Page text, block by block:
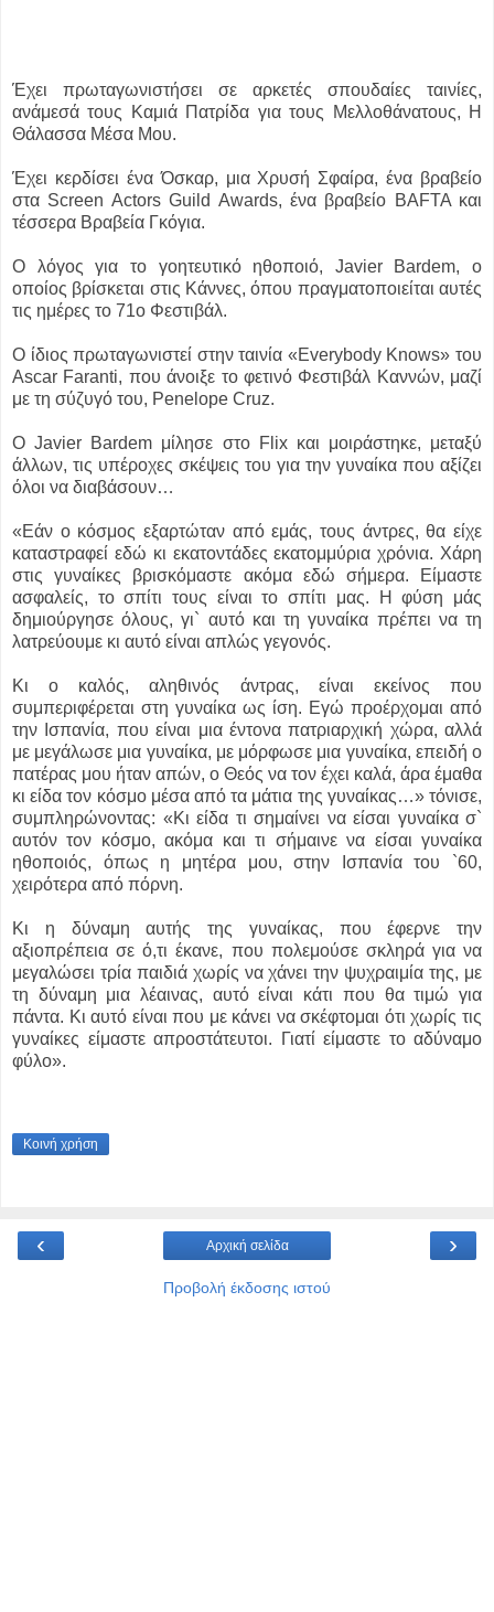
Έχει πρωταγωνιστήσει σε αρκετές σπουδαίες ταινίες,
ανάμεσά τους Καμιά Πατρίδα για τους Μελλοθάνατους, Η
Θάλασσα Μέσα Μου.
Έχει κερδίσει ένα Όσκαρ, μια Χρυσή Σφαίρα, ένα βραβείο
στα Screen Actors Guild Awards, ένα βραβείο BAFTA και
τέσσερα Βραβεία Γκόγια.
Ο λόγος για το γοητευτικό ηθοποιό, Javier Bardem, ο
οποίος βρίσκεται στις Κάννες, όπου πραγματοποιείται αυτές
τις ημέρες το 71ο Φεστιβάλ.
Ο ίδιος πρωταγωνιστεί στην ταινία «Everybody Knows» του
Ascar Faranti, που άνοιξε το φετινό Φεστιβάλ Καννών, μαζί
με τη σύζυγό του, Penelope Cruz.
Ο Javier Bardem μίλησε στο Flix και μοιράστηκε, μεταξύ
άλλων, τις υπέροχες σκέψεις του για την γυναίκα που αξίζει
όλοι να διαβάσουν…
«Εάν ο κόσμος εξαρτώταν από εμάς, τους άντρες, θα είχε
καταστραφεί εδώ κι εκατοντάδες εκατομμύρια χρόνια. Χάρη
στις γυναίκες βρισκόμαστε ακόμα εδώ σήμερα. Είμαστε
ασφαλείς, το σπίτι τους είναι το σπίτι μας. Η φύση μάς
δημιούργησε όλους, γι` αυτό και τη γυναίκα πρέπει να τη
λατρεύουμε κι αυτό είναι απλώς γεγονός.
Κι ο καλός, αληθινός άντρας, είναι εκείνος που
συμπεριφέρεται στη γυναίκα ως ίση. Εγώ προέρχομαι από
την Ισπανία, που είναι μια έντονα πατριαρχική χώρα, αλλά
με μεγάλωσε μια γυναίκα, με μόρφωσε μια γυναίκα, επειδή ο
πατέρας μου ήταν απών, ο Θεός να τον έχει καλά, άρα έμαθα
κι είδα τον κόσμο μέσα από τα μάτια της γυναίκας…» τόνισε,
συμπληρώνοντας: «Κι είδα τι σημαίνει να είσαι γυναίκα σ`
αυτόν τον κόσμο, ακόμα και τι σήμαινε να είσαι γυναίκα
ηθοποιός, όπως η μητέρα μου, στην Ισπανία του `60,
χειρότερα από πόρνη.
Κι η δύναμη αυτής της γυναίκας, που έφερνε την
αξιοπρέπεια σε ό,τι έκανε, που πολεμούσε σκληρά για να
μεγαλώσει τρία παιδιά χωρίς να χάνει την ψυχραιμία της, με
τη δύναμη μια λέαινας, αυτό είναι κάτι που θα τιμώ για
πάντα. Κι αυτό είναι που με κάνει να σκέφτομαι ότι χωρίς τις
γυναίκες είμαστε απροστάτευτοι. Γιατί είμαστε το αδύναμο
φύλο».
Κοινή χρήση
‹ ›
Αρχική σελίδα
Προβολή έκδοσης ιστού